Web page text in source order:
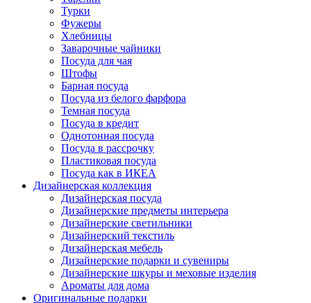
Турки
Фужеры
Хлебницы
Заварочные чайники
Посуда для чая
Штофы
Барная посуда
Посуда из белого фарфора
Темная посуда
Посуда в кредит
Однотонная посуда
Посуда в рассрочку
Пластиковая посуда
Посуда как в ИКЕА
Дизайнерская коллекция
Дизайнерская посуда
Дизайнерские предметы интерьера
Дизайнерские светильники
Дизайнерский текстиль
Дизайнерская мебель
Дизайнерские подарки и сувениры
Дизайнерские шкуры и меховые изделия
Ароматы для дома
Оригинальные подарки